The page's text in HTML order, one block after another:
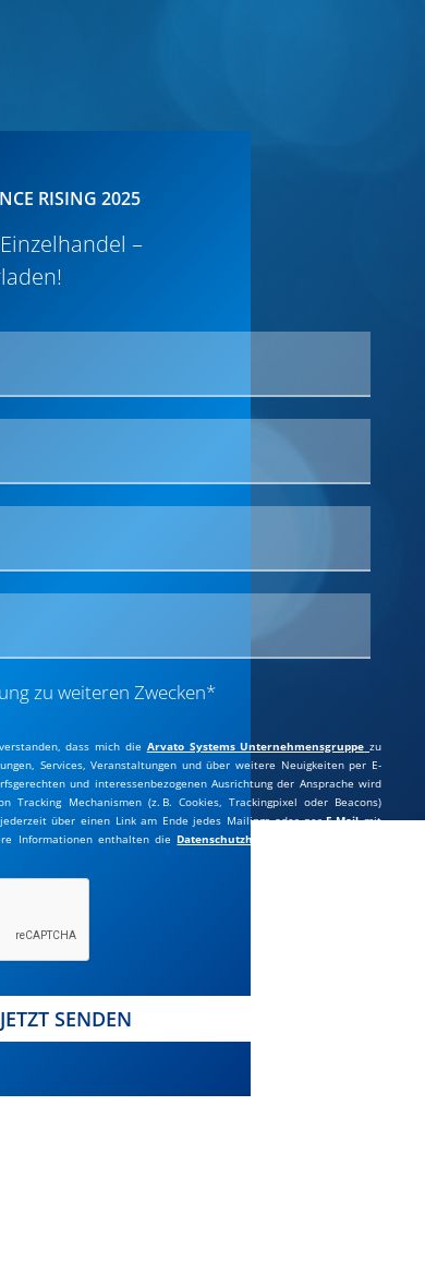
RISING 2025​
–
zu weiteren Zwecken*
dass mich die Arvato Systems Unternehmensgruppe zu
Services, Veranstaltungen und über weitere Neuigkeiten per E-
und interessenbezogenen Ausrichtung der Ansprache wird
Tracking Mechanismen (z. B. Cookies, Trackingpixel oder Beacons)
über einen Link am Ende jedes Mailings oder perE-Mailmit
Informationen enthalten dieDatenschutzhinweise
JETZT SENDEN